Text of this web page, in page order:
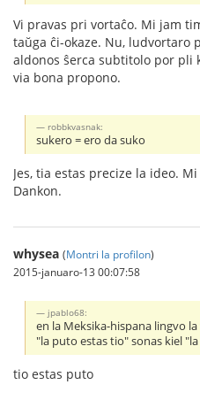
Vi pravas pri vortaĉo. Mi jam
taŭga ĉi-okaze. Nu, ludvortaro
aldonos ŝerca subtitolo por pli
via bona propono.
robbkvasnak:
sukero = ero da suko
Jes, tia estas precize la ideo.
Dankon.
whysea (Montri la profilon)
2015-januaro-13 00:07:58
jpablo68:
en la Meksika-hispana lingvo
"la puto estas tio" sonas kiel
tio estas puto